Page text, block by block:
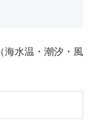
海水温・潮汐・風